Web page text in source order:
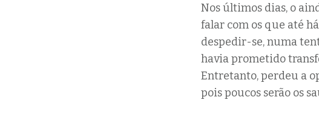
Nos últimos dias, o
falar com os que até
despedir-se, numa
havia prometido
Entretanto, perdeu a
pois poucos serão os